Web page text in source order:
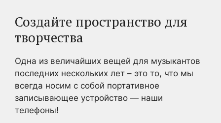
Создайте пространство для
творчества
Одна из величайших вещей для музыкантов
последних нескольких лет – это то, что мы
всегда носим с собой портативное
записывающее устройство — наши
телефоны!